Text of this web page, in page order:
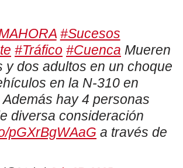
#Sucesos
#Tráfico #Cuenca Mueren
y dos adultos en un choque
en la N-310 en
Además hay 4 personas
diversa consideración
pGXrBgWAaG a través de